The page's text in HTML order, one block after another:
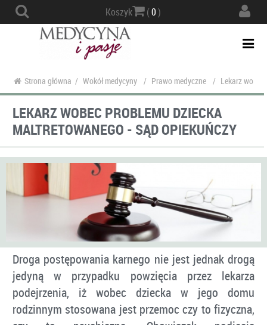
Koszyk (0)
Strona główna / Wokół medycyny / Prawo medyczne / Lekarz
LEKARZ WOBEC PROBLEMU DZIECKA
MALTRETOWANEGO - SĄD OPIEKUŃCZY
Droga postępowania karnego nie jest jednak drogą
jedyną w przypadku powzięcia przez lekarza
podejrzenia, iż wobec dziecka w jego domu
rodzinnym stosowana jest przemoc czy to fizyczna,